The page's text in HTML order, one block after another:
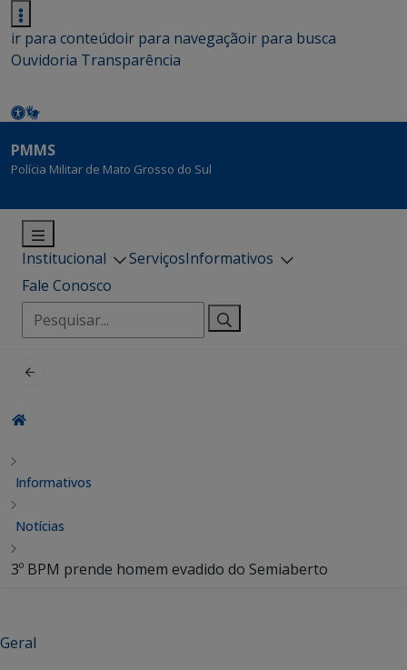
ir para conteúdoir para navegaçãoir para busca
Ouvidoria Transparência
PMMS
Polícia Militar de Mato Grosso do Sul
Institucional ServiçosInformativos
Fale Conosco
Pesquisar
por:
Informativos
Notícias
3º BPM prende homem evadido do Semiaberto
Geral